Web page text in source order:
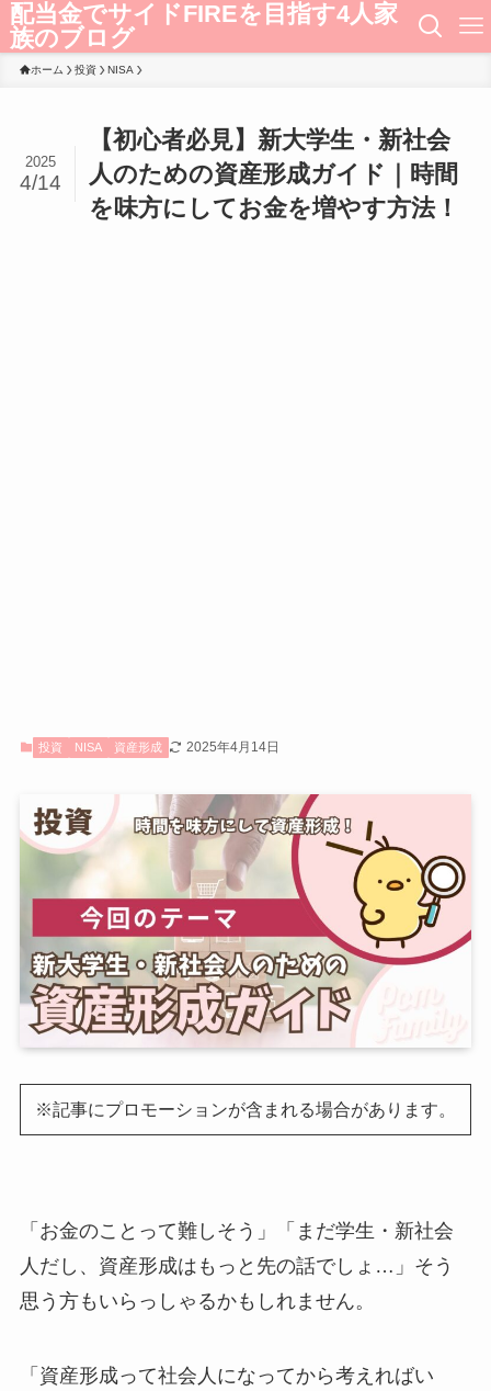
配当金でサイドFIREを目指す4人家
族のブログ
ホーム 投資 NISA
【初心者必見】新大学生・新社会
人のための資産形成ガイド｜時間
を味方にしてお金を増やす方法！
2025
4/14
投資 NISA 資産形成 2025年4月14日
※記事にプロモーションが含まれる場合があります。
「お金のことって難しそう」「まだ学生・新社会
人だし、資産形成はもっと先の話でしょ…」そう
思う方もいらっしゃるかもしれません。
「資産形成って社会人になってから考えればい